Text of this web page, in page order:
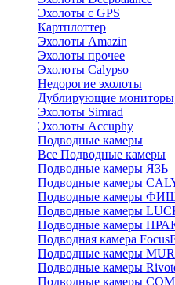
Эхолоты с GPS
Картплоттер
Эхолоты Amazin
Эхолоты прочее
Эхолоты Calypso
Недорогие эхолоты
Дублирующие мониторы,
Эхолоты Simrad
Эхолоты Accuphy
Подводные камеры
Все Подводные камеры
Подводные камеры ЯЗЬ
Подводные камеры
Подводные камеры
Подводные камеры
Подводные камеры
Подводная камера
Подводные камеры
Подводные камеры
Подводные камеры СОМ